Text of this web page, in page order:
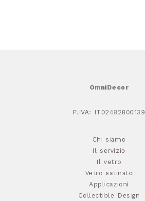
OmniDecor
P.IVA: IT02482800139
Chi siamo
Il servizio
Il vetro
Vetro satinato
Applicazioni
Collectible Design